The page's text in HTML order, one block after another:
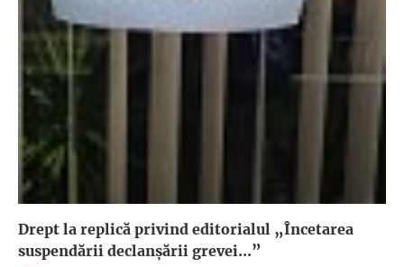
Drept la replică privind editorialul „Încetarea
suspendării declanşării grevei...”